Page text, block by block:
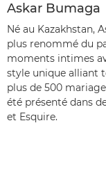
Askar Bumaga
Né au Kazakhstan,
plus renommé du
moments intimes
style unique alliant
plus de 500
été présenté dans
et Esquire.